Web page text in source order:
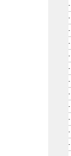
-
-
-
-
-
-
-
-
-
-
-
-